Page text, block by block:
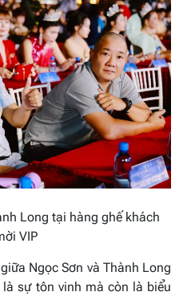
Long tại hàng ghế khách
VIP
Ngọc Sơn và Thành Long
sự tôn vinh mà còn là biểu